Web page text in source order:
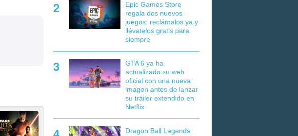
Epic Games Store
regala dos nuevos
juegos: reclámalos ya y
llévatelos gratis para
siempre
GTA 6 ya ha
actualizado su web
oficial con una nueva
imagen antes de lanzar
su tráiler extendido en
Netflix
Dragon Ball Legends